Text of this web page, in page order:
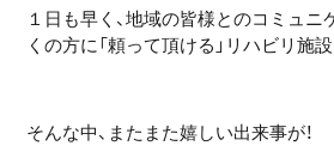
１日も早く、地域の皆様とのコミュニ
くの方に「頼って頂ける」リハビリ施
そんな中、またまた嬉しい出来事が！